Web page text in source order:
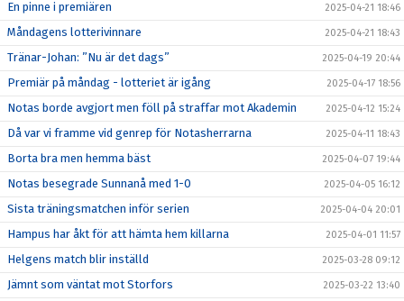
En pinne i premiären 2025-04-21 18:46
Måndagens lotterivinnare 2025-04-21 18:43
Tränar-Johan: ”Nu är det dags” 2025-04-19 20:44
Premiär på måndag - lotteriet är igång 2025-04-17 18:56
Notas borde avgjort men föll på straffar mot Akademin 2025-04-12 15:24
Då var vi framme vid genrep för Notasherrarna 2025-04-11 18:43
Borta bra men hemma bäst 2025-04-07 19:44
Notas besegrade Sunnanå med 1-0 2025-04-05 16:12
Sista träningsmatchen inför serien 2025-04-04 20:01
Hampus har åkt för att hämta hem killarna 2025-04-01 11:57
Helgens match blir inställd 2025-03-28 09:12
Jämnt som väntat mot Storfors 2025-03-22 13:40